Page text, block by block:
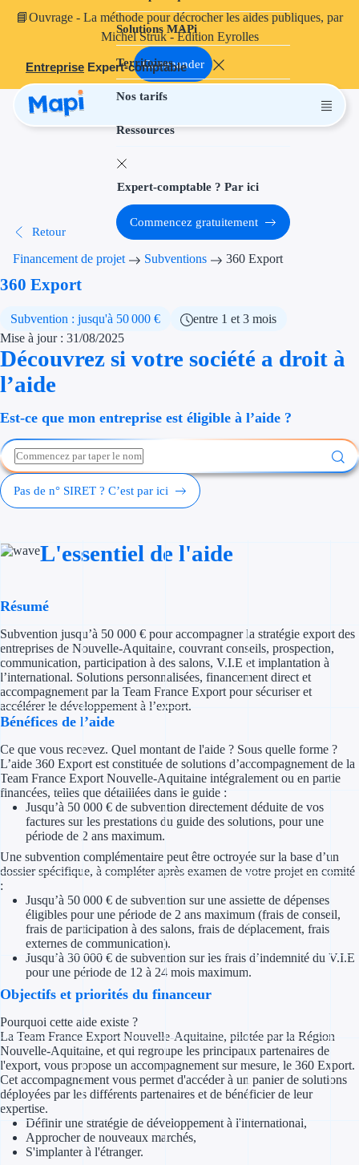
📘Ouvrage - La méthode pour décrocher les aides publiques, par
Michel Struk - Édition Eyrolles
Commander
Entreprise Expert-comptable
Solutions MAPi
Territoires
Nos tarifs
Ressources
Projets finançables
Aides à
Aides
Thématiques
Financement
Création
Aides sans
Subventions
Réduction des
Investir dans
Aides Fiscales et
Crédits &
Exonération
Prêt
Prêt
Expert-comptable ? Par ici
Commencez gratuitement
Retour
Financement de projet Subventions 360 Export
360 Export
Subvention : jusqu'à 50 000 €
entre 1 et 3 mois
Mise à jour : 31/08/2025
Découvrez si votre société a droit à
l’aide
Est-ce que mon entreprise est éligible à l’aide ?
Pas de n° SIRET ? C’est par ici
L'essentiel de l'aide
Résumé
Subvention jusqu’à 50 000 € pour accompagner la stratégie export des
entreprises de Nouvelle-Aquitaine, couvrant conseils, prospection,
communication, participation à des salons, V.I.E et implantation à
l’international. Solutions personnalisées, financement direct et
accompagnement par la Team France Export pour sécuriser et
accélérer le développement à l’export.
Bénéfices de l’aide
Ce que vous recevez. Quel montant de l'aide ? Sous quelle forme ?
L’aide 360 Export est constituée de solutions d’accompagnement de la
Team France Export Nouvelle-Aquitaine intégralement ou en partie
financées, telles que détaillées dans le guide :
Jusqu’à 50 000 € de subvention directement déduite de vos
factures sur les prestations du guide des solutions, pour une
période de 2 ans maximum.
Une subvention complémentaire peut être octroyée sur la base d’un
dossier spécifique, à compléter après examen de votre projet en comité
:
Jusqu’à 50 000 € de subvention sur une assiette de dépenses
éligibles pour une période de 2 ans maximum (frais de conseil,
frais de participation à des salons, frais de déplacement, frais
externes de communication).
Jusqu’à 30 000 € de subvention sur les frais d’indemnité du V.I.E
pour une période de 12 à 24 mois maximum.
Objectifs et priorités du financeur
Pourquoi cette aide existe ?
La Team France Export Nouvelle-Aquitaine, pilotée par la Région
Nouvelle-Aquitaine, et qui regroupe les principaux partenaires de
l'export, vous propose un accompagnement sur mesure, le 360 Export.
Cet accompagnement vous permet d'accéder à un panier de solutions
déployées par les différents partenaires et de bénéficier de leur
expertise.
Définir une stratégie de développement à l'international,
Approcher de nouveaux marchés,
S'implanter à l'étranger.